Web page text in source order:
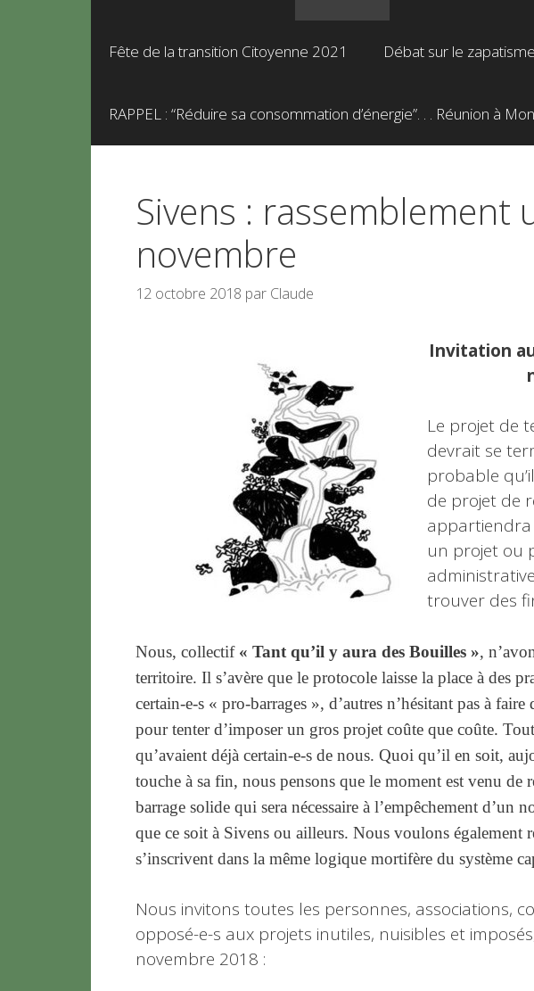
Fête de la transition Citoyenne 2021 Débat sur le zapatisme
RAPPEL : “Réduire sa consommation d’énergie”. . . Réunion à
Sivens : rassemblement
novembre
12 octobre 2018 par Claude
Invitation
Le projet de
devrait se
probable
de projet de
appartiendra
un projet ou
trouver des
Nous, collectif « Tant qu’il y aura des Bouilles »,
territoire. Il s’avère que le protocole laisse la place à des
certain-e-s « pro-barrages », d’autres n’hésitant pas à
pour tenter d’imposer un gros projet coûte que coûte.
qu’avaient déjà certain-e-s de nous. Quoi qu’il en soit,
touche à sa fin, nous pensons que le moment est venu de
barrage solide qui sera nécessaire à l’empêchement d’un
que ce soit à Sivens ou ailleurs. Nous voulons également
s’inscrivent dans la même logique mortifère du système
Nous invitons toutes les personnes, associations,
opposé-e-s aux projets inutiles, nuisibles et
novembre 2018 :